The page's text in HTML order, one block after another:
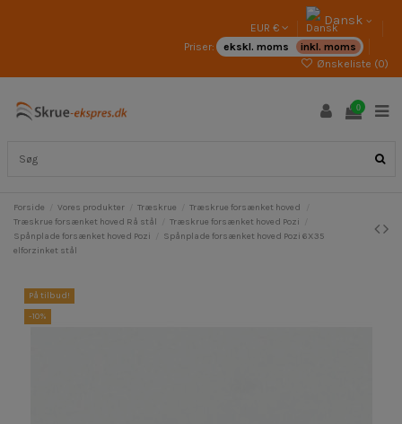
EUR € Dansk
Priser: ekskl. moms
inkl. moms
Ønskeliste (0)
0
Forside Vores produkter Træskrue
Træskrue forsænket hoved
Træskrue forsænket hoved Rå stål
Træskrue forsænket hoved Pozi
Spånplade forsænket hoved Pozi
Spånplade forsænket hoved Pozi 6X35
elforzinket stål
På tilbud!
-10%